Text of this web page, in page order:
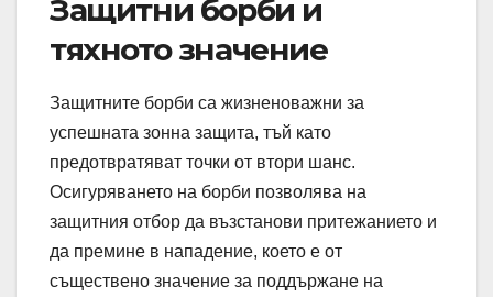
Защитни борби и
тяхното значение
Защитните борби са жизненоважни за
успешната зонна защита, тъй като
предотвратяват точки от втори шанс.
Осигуряването на борби позволява на
защитния отбор да възстанови притежанието и
да премине в нападение, което е от
съществено значение за поддържане на